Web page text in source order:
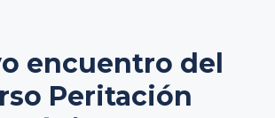
encuentro del
Peritación